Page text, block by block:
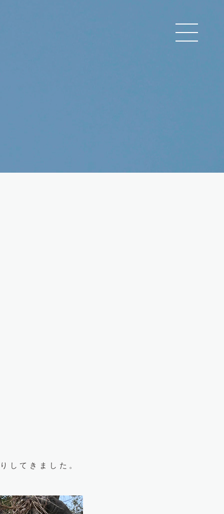
してきました。